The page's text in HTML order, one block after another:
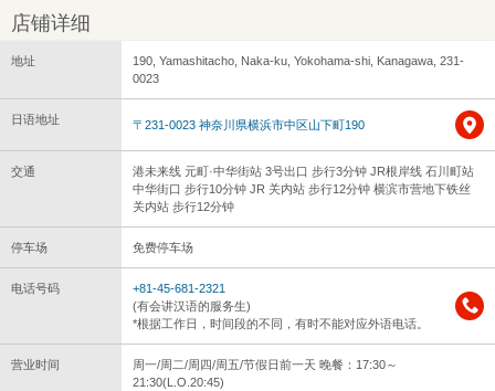
店铺详细
地址
190, Yamashitacho, Naka-ku, Yokohama-shi, Kanagawa, 231-
0023
日语地址 〒231-0023 神奈川県横浜市中区山下町190
交通
港未来线 元町·中华街站 3号出口 步行3分钟 JR根岸线 石川町站
中华街口 步行10分钟 JR 关内站 步行12分钟 横滨市营地下铁丝
关内站 步行12分钟
停车场 免费停车场
电话号码
+81-45-681-2321
(有会讲汉语的服务生)
*根据工作日，时间段的不同，有时不能对应外语电话。
营业时间
周一/周二/周四/周五/节假日前一天 晚餐：17:30～
21:30(L.O.20:45)